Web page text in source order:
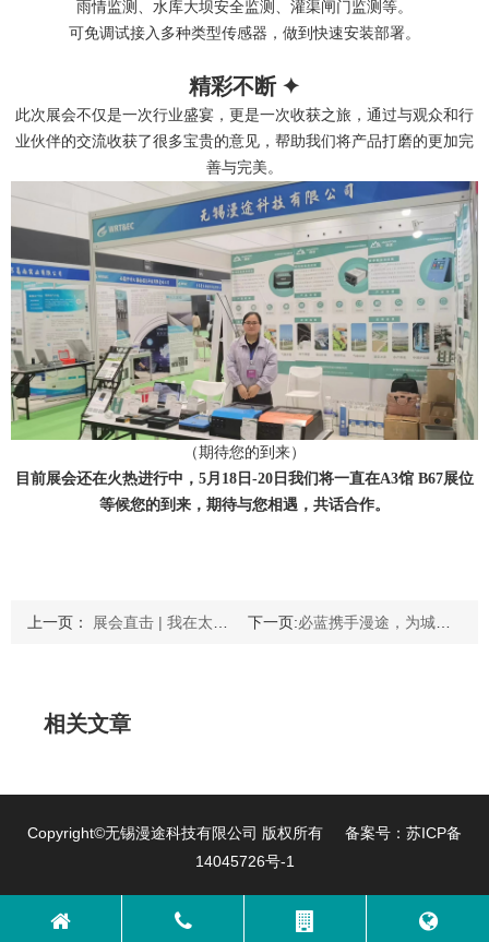
雨情监测、水库大坝安全监测、灌渠闸门监测等。
可免调试接入多种类型传感器，做到快速安装部署。
精彩不断 ✦
此次展会不仅是一次行业盛宴，更是一次收获之旅，通过与观众和行
业伙伴的交流收获了很多宝贵的意见，帮助我们将产品打磨的更加完
善与完美。
（期待您的到来）
目前展会还在火热进行中，5月18日-20日我们将一直在A3馆 B67展位
等候您的到来，期待与您相遇，共话合作。
上一页： 展会直击 | 我在太湖博览中心等您来！ 下一页:必蓝携手漫途，为城市环境保驾护航，共建美好城市生活！
相关文章
Copyright©无锡漫途科技有限公司 版权所有 备案号： 苏ICP备
14045726号-1